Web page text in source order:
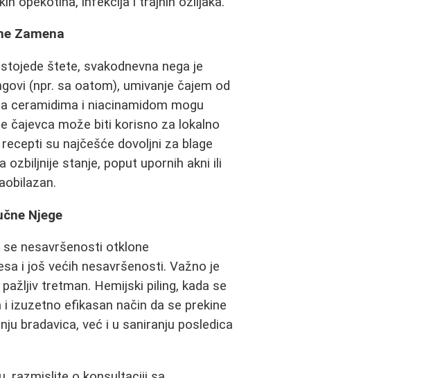
Zamena
štete, svakodnevna nega je
(npr. sa oatom), umivanje čajem od
ceramidima i niacinamidom mogu
čajevca može biti korisno za lokalno
su najčešće dovoljni za blage
stanje, poput upornih akni ili
Njege
nesavršenosti otklone
i još većih nesavršenosti. Važno je
tretman. Hemijski piling, kada se
izuzetno efikasan način da se prekine
bradavica, već i u saniranju posledica